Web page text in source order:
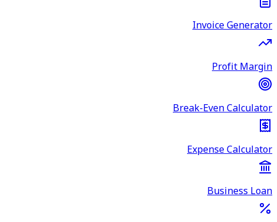
Invoice Generator
Profit Margin
Break-Even Calculator
Expense Calculator
Business Loan